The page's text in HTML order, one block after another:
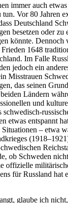
immer auch
Vor 80 Jahren
Deutschland
besetzen oder zu
könnte. Dennoch
1648
Im Falle
jedoch ein
Misstrauen
das seinen
Ländern
und
schwedisch-
etwas entspannt
– etwa
ob Schweden
offizielle
für Russland hat
glaube ich